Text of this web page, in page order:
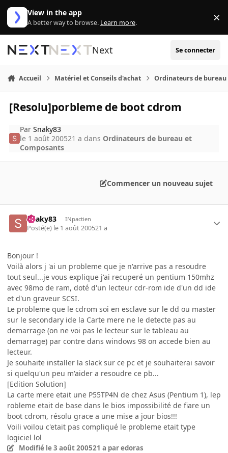
Aller au contenu
View in the app
A better way to browse. Learn more. ×
Next Se connecter
Accueil Matériel et Conseils d'achat Ordinateurs de bureau
[Resolu]porbleme de boot cdrom
ParSnaky83
le 1 août 200521 a dans Ordinateurs de bureau et
Composants
Commencer un nouveau sujet
Snaky83 INpactien
Posté(e) le 1 août 200521 a
Bonjour !
Voilà alors j 'ai un probleme que je n'arrive pas a resoudre
tout seul...je vous explique j'ai recuperé un pentium 150mhz
avec 98mo de ram, doté d'un lecteur cdr-rom ide d'un dd ide
et d'un graveur SCSI.
Le probleme que le cdrom soi en esclave sur le dd ou master
sur le secondary ide la Carte mere ne le detecte pas au
demarrage (on ne voi pas le lecteur sur le tableau au
demarrage) par contre dans windows 98 on accede bien au
lecteur.
Je souhaite installer la slack sur ce pc et je souhaiterai savoir
si quelqu'un peu m'aider a resoudre ce pb...
[Edition Solution]
La carte mere etait une P55TP4N de chez Asus (Pentium 1), lep
robleme etait de base dans le bios impossibilité de fiare un
boot cdrom, résolu grace a une mise a jour bios!!!
Voili voilou c'etait pas compliqué le probleme etait type
logiciel lol
Modifié le 3 août 200521 a par edoras